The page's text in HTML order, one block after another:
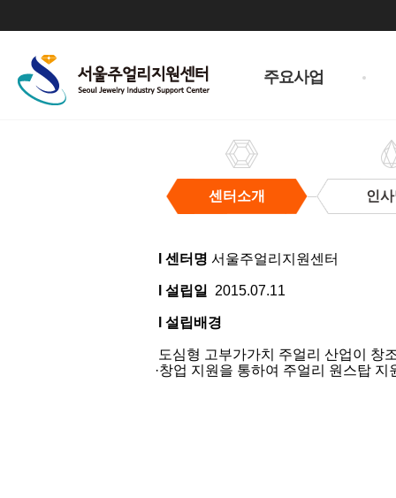
주요사업
센터소개 인
소l 센터명 서울주얼리지원센터
l 설립일 2015.07.11
l 설립배경
도심형 고부가가치 주얼리 산업이 창
·창업 지원을 통하여 주얼리 원스탑